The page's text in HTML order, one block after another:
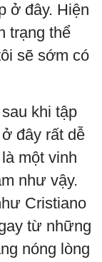
ở đây. Hiện
trạng thể
sẽ sớm có
khi tập
đây rất dễ
một vinh
như vậy.
Cristiano
từ những
nóng lòng